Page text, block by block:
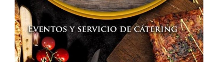
prevención
y
extinción
de
incendios